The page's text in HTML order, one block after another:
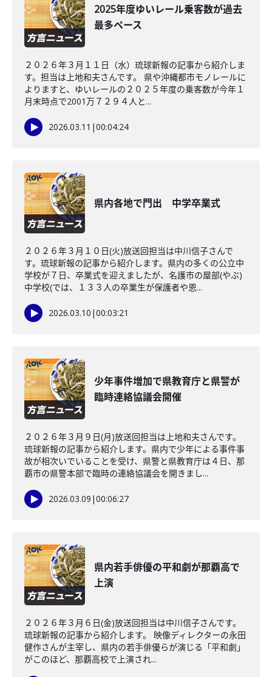
2025年度ゆいレール乗客数が過去
最多ペース
２０２６年３月１１日（水）琉球新報の記事から紹介しま
す。担当は上地和夫さんです。 県や沖縄都市モノレールに
よりますと、ゆいレールの２０２５年度の乗客数が今年１
月末時点で2001万７２９４人と...
2026.03.11 |00:04:24
県内各地で門出 中学卒業式
２０２６年３月１０日(火)放送回担当は中川信子さんで
す。琉球新報の記事から紹介します。県内の多くの公立中
学校が７日、卒業式を迎えましたが、名護市の屋部(やぶ)
中学校(では、１３３人の卒業生が保護者や恩...
2026.03.10 |00:03:21
少年事件増加で県教育庁と県警が
臨時連絡協議会開催
２０２６年３月９日(月)放送回担当は上地和夫さんです。
琉球新報の記事から紹介します。県内で少年による事件事
故が相次いでいることを受け、県警と県教育庁は４日、那
覇市の県警本部で臨時の連絡協議会を開きまし...
2026.03.09 |00:06:27
県内若手俳優の平和劇が那覇高で
上演
２０２６年３月６日(金)放送回担当は中川信子さんです。
琉球新報の記事から紹介します。 映像ディレクターの永田
健作さんが主宰し、県内の若手俳優らが演じる「平和劇」
がこのほど、那覇高校で上演され...